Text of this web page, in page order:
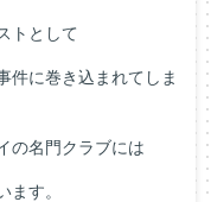
トとして
件に巻き込まれてしま
の名門クラブには
す。